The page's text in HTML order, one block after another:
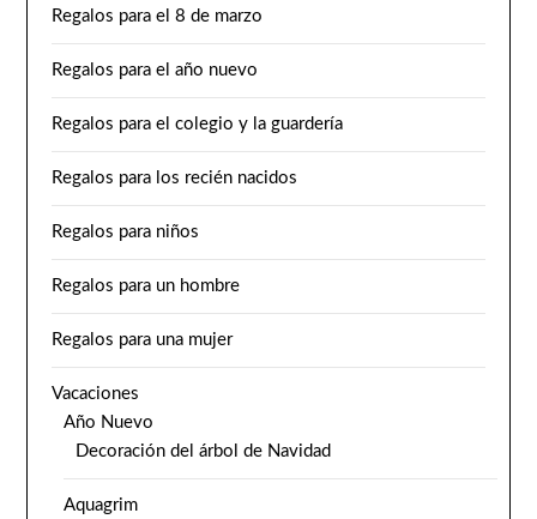
Regalos para el 8 de marzo
Regalos para el año nuevo
Regalos para el colegio y la guardería
Regalos para los recién nacidos
Regalos para niños
Regalos para un hombre
Regalos para una mujer
Vacaciones
Año Nuevo
Decoración del árbol de Navidad
Aquagrim